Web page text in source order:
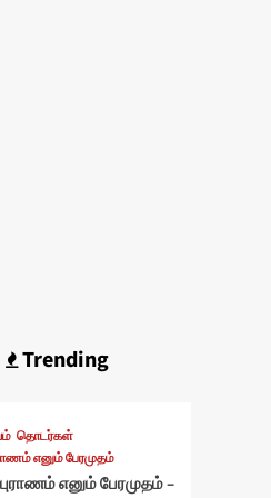
Trending
தொடர்கள்
எனும் பேரமுதம்
எனும் பேரமுதம் –